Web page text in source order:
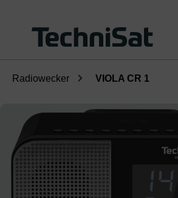
Radiowecker VIOLA CR 1
Bildergalerie überspringen